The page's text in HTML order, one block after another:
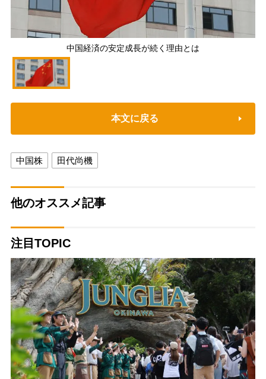
中国経済の安定成長が続く理由とは
本文に戻る
中国株 田代尚機
他のオススメ記事
注目TOPIC